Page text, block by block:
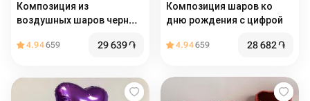
Композиция из
воздушных шаров черных
4.94659 29 639֏
Композиция шаров ко
дню рождения с цифрой
4.94659 28 682֏